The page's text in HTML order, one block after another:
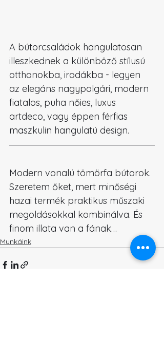
A bútorcsaládok hangulatosan
illeszkednek a különböző stílusú
otthonokba, irodákba - legyen
az elegáns nagypolgári, modern
fiatalos, puha nőies, luxus
artdeco, vagy éppen férfias
maszkulin hangulatú design.
Modern vonalú tömörfa bútorok.
Szeretem őket, mert minőségi
hazai termék praktikus műszaki
megoldásokkal kombinálva. És
finom illata van a fának…
Munkáink